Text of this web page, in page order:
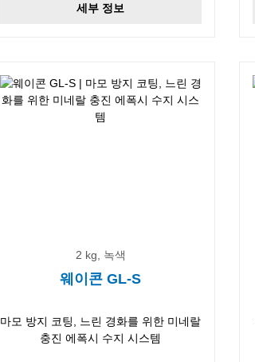
세부 정보
2 kg, 녹색
웨이콘 GL-S
마모 방지 코팅, 느린 경화를 위한 미네랄
충진 에폭시 수지 시스템